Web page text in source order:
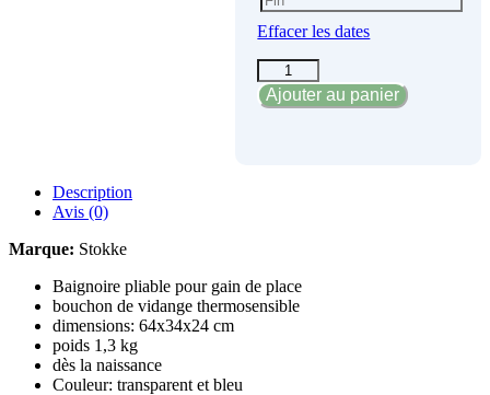
Effacer les dates
quantité
de
Baignoire
Ajouter au panier
Description
Avis (0)
Marque: Stokke
Baignoire pliable pour gain de place
bouchon de vidange thermosensible
dimensions: 64x34x24 cm
poids 1,3 kg
dès la naissance
Couleur: transparent et bleu